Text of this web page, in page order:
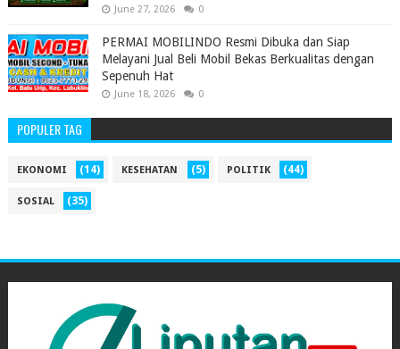
June 27, 2026 0
PERMAI MOBILINDO Resmi Dibuka dan Siap
Melayani Jual Beli Mobil Bekas Berkualitas dengan
Sepenuh Hat
June 18, 2026 0
POPULER TAG
EKONOMI (14) KESEHATAN (5) POLITIK (44)
SOSIAL (35)